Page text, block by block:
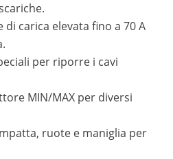
carica elevata fino a 70 A
per riporre i cavi
MIN/MAX per diversi
ruote e maniglia per